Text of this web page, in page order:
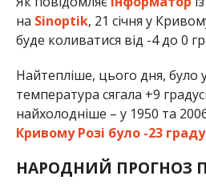
на Sinoptik, 21 січня у
буде коливатися від -4 до 0
Найтепліше, цього дня, було
температура сягала +9
найхолодніше – у 1950 та
Кривому Розі було -23
НАРОДНИЙ ПРОГНОЗ